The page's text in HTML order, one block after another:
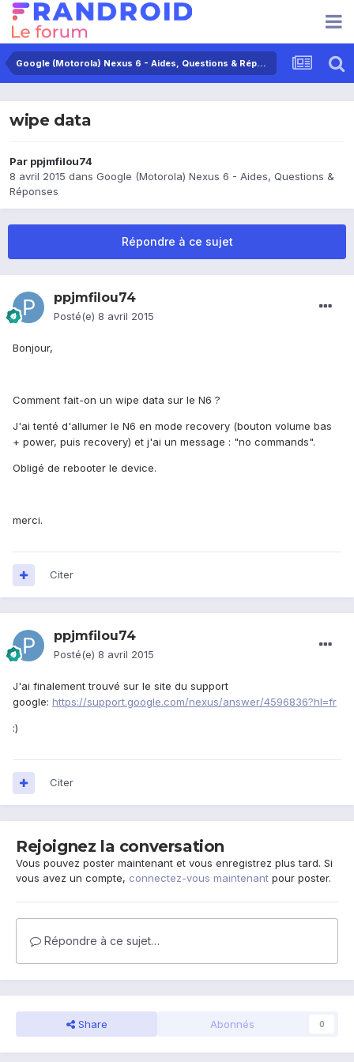
Google (Motorola) Nexus 6 - Aides, Questions & Réponses
wipe data
Par ppjmfilou74
8 avril 2015 dans Google (Motorola) Nexus 6 - Aides, Questions &
Réponses
Répondre à ce sujet
ppjmfilou74
Posté(e) 8 avril 2015
Bonjour,
Comment fait-on un wipe data sur le N6 ?
J'ai tenté d'allumer le N6 en mode recovery (bouton volume bas
+ power, puis recovery) et j'ai un message : "no commands".
Obligé de rebooter le device.
merci.
Citer
ppjmfilou74
Posté(e) 8 avril 2015
J'ai finalement trouvé sur le site du support
google: https://support.google.com/nexus/answer/4596836?hl=fr
:)
Citer
Rejoignez la conversation
Vous pouvez poster maintenant et vous enregistrez plus tard. Si
vous avez un compte, connectez-vous maintenant pour poster.
Répondre à ce sujet…
Share Abonnés 0